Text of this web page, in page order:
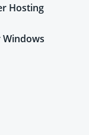
Hosting